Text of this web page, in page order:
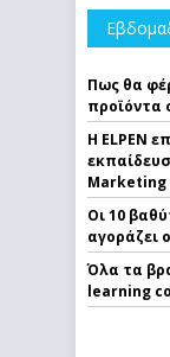
Πως θα
προϊόντα
Η ELPEN
Marketing
Οι 10
αγοράζει
Όλα τα
learning